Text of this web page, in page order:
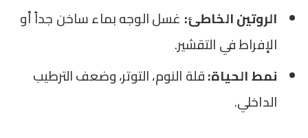
الروتين الخاطئ: غسل الوجه بماء ساخن جداً أو
الإفراط في التقشير.
نمط الحياة:قلة النوم، التوتر، وضعف الترطيب
الداخلي.